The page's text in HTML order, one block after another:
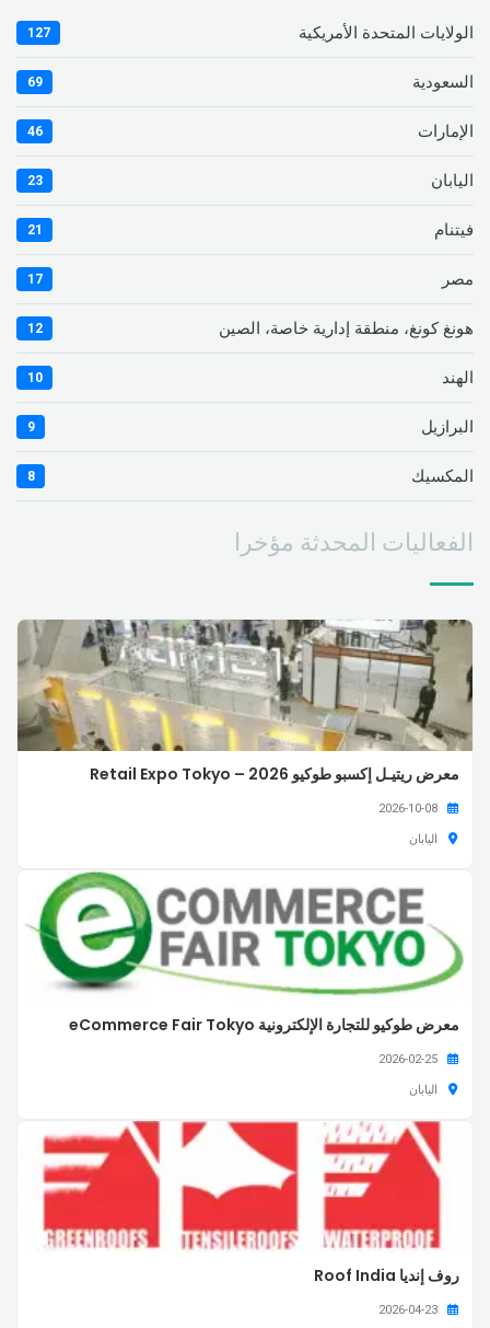
الولايات المتحدة الأمريكية 127
السعودية 69
الإمارات 46
اليابان 23
فيتنام 21
مصر 17
هونغ كونغ، منطقة إدارية خاصة، الصين 12
الهند 10
البرازيل 9
المكسيك 8
الفعاليات المحدثة مؤخرا
معرض ريتيـل إكسبو طوكيو 2026 – Retail Expo Tokyo
اليابان
معرض طوكيو للتجارة الإلكترونية eCommerce Fair Tokyo
اليابان
روف إنديا Roof India